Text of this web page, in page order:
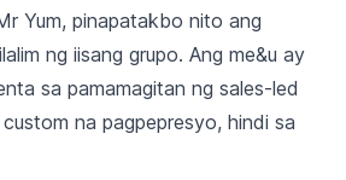
Yum, pinapatakbo nito ang
ng iisang grupo. Ang me&u ay
sa pamamagitan ng sales-led
na pagpepresyo, hindi sa